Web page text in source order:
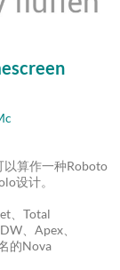
以算作一种Roboto
设计。
、Total
、Apex、
的Nova